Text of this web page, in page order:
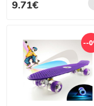
9.71€
--